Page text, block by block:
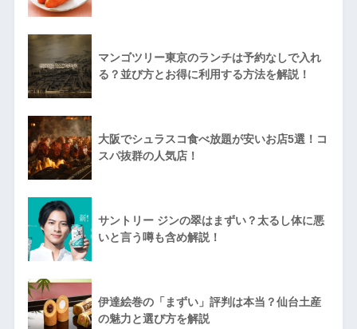
マンゴツリー東京のランチは予約なしで入れ
る？並び方とお得に利用する方法を解説！
大阪でシュラスコ食べ放題が安いお店5選！コ
スパ抜群の人気店！
サントリー ジンの翠はまずい？太るし体に悪
いと言う噂も含め解説！
伊達絵巻の「まずい」評判は本当？仙台土産
の魅力と選び方を解説